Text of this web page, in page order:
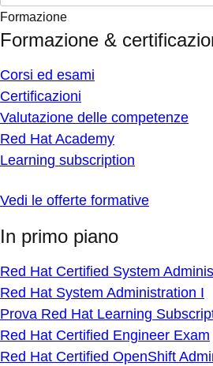
Formazione
Formazione &
Corsi ed esami
Certificazioni
Valutazione delle competenze
Red Hat Academy
Learning subscription
Vedi le offerte formative
In primo piano
Red Hat Certified System
Red Hat System Administration I
Prova Red Hat Learning
Red Hat Certified Engineer Exam
Red Hat Certified OpenShift